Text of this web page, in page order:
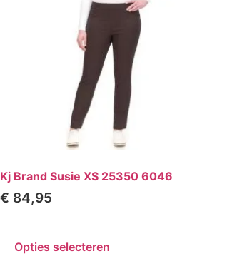
Kj Brand Susie XS 25350 6046
€ 84,95
Opties selecteren